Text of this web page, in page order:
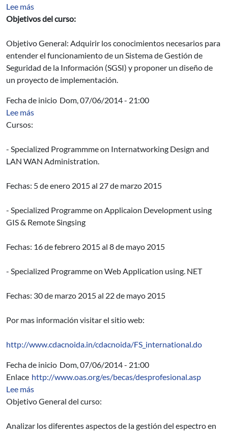
Lee mássobre Diseño de un Sistema de Gestión de Seguridad
Objetivos del curso:
Objetivo General: Adquirir los conocimientos necesarios para
entender el funcionamiento de un Sistema de Gestión de
Seguridad de la Información (SGSI) y proponer un diseño de
un proyecto de implementación.
Fecha de inicio Dom, 07/06/2014 - 21:00
Lee mássobre Becas ITEC/SCAAP: Cursos del Instituto CDAC
Cursos:
- Specialized Programmme on Internatworking Design and
LAN WAN Administration.
Fechas: 5 de enero 2015 al 27 de marzo 2015
- Specialized Programme on Applicaion Development using
GIS & Remote Singsing
Fechas: 16 de febrero 2015 al 8 de mayo 2015
- Specialized Programme on Web Application using. NET
Fechas: 30 de marzo 2015 al 22 de mayo 2015
Por mas información visitar el sitio web:
http://www.cdacnoida.in/cdacnoida/FS_international.do
Fecha de inicio Dom, 07/06/2014 - 21:00
Enlace http://www.oas.org/es/becas/desprofesional.asp
Lee mássobre Beca: Curso de Gestión del Espectro
Objetivo General del curso:
Analizar los diferentes aspectos de la gestión del espectro en